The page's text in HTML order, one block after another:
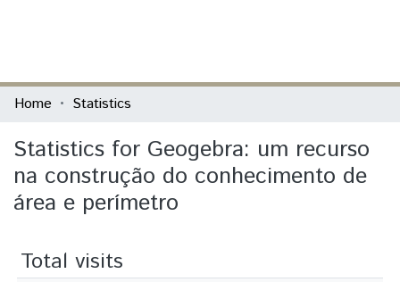
Communities & Collections
All of DSpace
Home Statistics
Statistics for Geogebra: um recurso
na construção do conhecimento de
área e perímetro
Total visits